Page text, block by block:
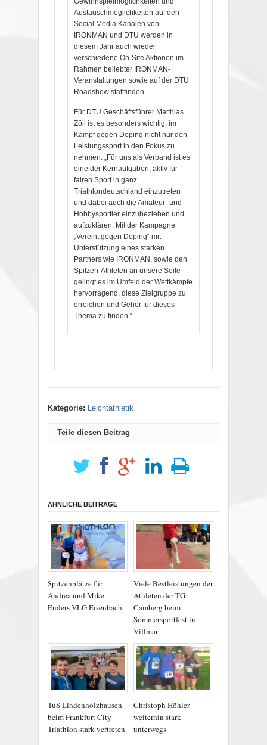
Austauschmöglichkeiten auf den
Social Media Kanälen von
IRONMAN und DTU werden in
diesem Jahr auch wieder
verschiedene On-Site Aktionen im
Rahmen beliebter IRONMAN-
Veranstaltungen sowie auf der DTU
Roadshow stattfinden.
Für DTU Geschäftsführer Matthias
Zöll ist es besonders wichtig, im
Kampf gegen Doping nicht nur den
Leistungssport in den Fokus zu
nehmen: „Für uns als Verband ist es
eine der Kernaufgaben, aktiv für
fairen Sport in ganz
Triathlondeutschland einzutreten
und dabei auch die Amateur- und
Hobbysportler einzubeziehen und
aufzuklären. Mit der Kampagne
„Vereint gegen Doping“ mit
Unterstützung eines starken
Partners wie IRONMAN, sowie den
Spitzen-Athleten an unsere Seite
gelingt es im Umfeld der Wettkämpfe
hervorragend, diese Zielgruppe zu
erreichen und Gehör für dieses
Thema zu finden.“
Kategorie: Leichtathletik
Teile diesen Beitrag
ÄHNLICHE BEITRÄGE
Spitzenplätze für
Andrea und Mike
Enders VLG Eisenbach
Viele Bestleistungen der
Athleten der TG
Camberg beim
Sommersportfest in
Villmar
TuS Lindenholzhausen
beim Frankfurt City
Triathlon stark vertreten
Christoph Höhler
weiterhin stark
unterwegs